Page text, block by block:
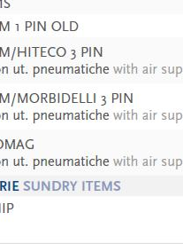
Cognome
Telefono